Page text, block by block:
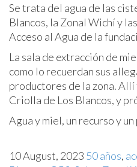
Se trata del agua de las
Blancos, la Zonal Wichí y
Acceso al Agua de la
La sala de extracción de
como lo recuerdan sus
productores de la zona.
Criolla de Los Blancos, y
Agua y miel, un recurso y
10 August, 2023 50 años,